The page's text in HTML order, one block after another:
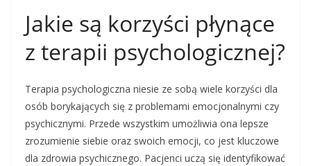
Jakie są korzyści płynące
z terapii psychologicznej?
Terapia psychologiczna niesie ze sobą wiele korzyści dla
osób borykających się z problemami emocjonalnymi czy
psychicznymi. Przede wszystkim umożliwia ona lepsze
zrozumienie siebie oraz swoich emocji, co jest kluczowe
dla zdrowia psychicznego. Pacjenci uczą się identyfikować